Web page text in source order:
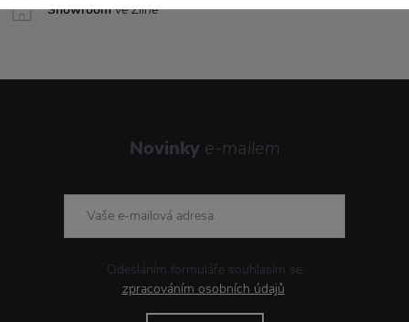
Showroomve Zlíně
Novinky e-mailem
Odesláním formuláře souhlasím se
zpracováním osobních údajů.